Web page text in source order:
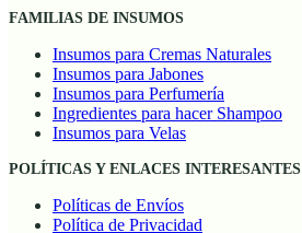
FAMILIAS DE INSUMOS
Insumos para Cremas Naturales
Insumos para Jabones
Insumos para Perfumería
Ingredientes para hacer Shampoo
Insumos para Velas
POLÍTICAS Y ENLACES INTERESANTES
Políticas de Envíos
Política de Privacidad